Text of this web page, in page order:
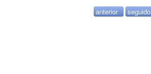
anterior seguido